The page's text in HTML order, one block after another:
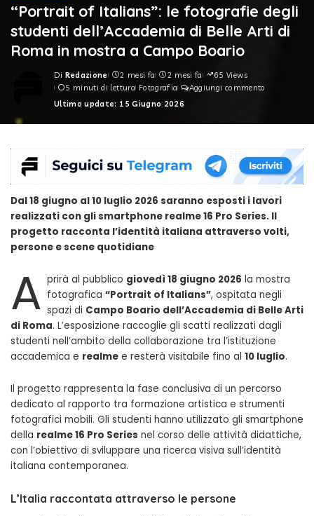
“Portrait of Italians”: le fotografie degli
studenti dell’Accademia di Belle Arti di
Roma in mostra a Campo Boario
Posted
by
Di Redazione 2 mesi fa 2 mesi fa
65 Views
5 minuti di lettura Fotografia
Aggiungi commento
Ultimo update: 15 Giugno 2026
Dal 18 giugno al 10 luglio 2026 saranno esposti i lavori
realizzati con gli smartphone realme 16 Pro Series. Il
progetto racconta l’identità italiana attraverso volti,
persone e scene quotidiane
A prirà al pubblico giovedì 18 giugno 2026 la mostra
fotografica “Portrait of Italians”, ospitata negli
spazi di Campo Boario dell’Accademia di Belle Arti
di Roma. L’esposizione raccoglie gli scatti realizzati dagli
studenti nell’ambito della collaborazione tra l’istituzione
accademica e realme e resterà visitabile fino al 10 luglio.
Il progetto rappresenta la fase conclusiva di un percorso
dedicato al rapporto tra formazione artistica e strumenti
fotografici mobili. Gli studenti hanno utilizzato gli smartphone
della realme 16 Pro Series nel corso delle attività didattiche,
con l’obiettivo di sviluppare una ricerca visiva sull’identità
italiana contemporanea.
L’Italia raccontata attraverso le persone